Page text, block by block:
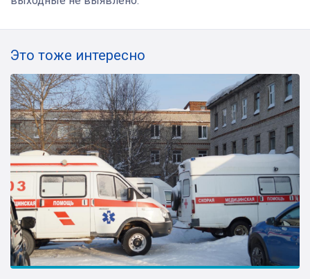
Это тоже интересно